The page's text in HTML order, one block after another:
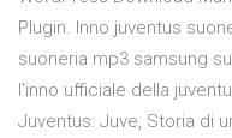
Plugin. Inno juventus
suoneria mp3 samsung
l'inno ufficiale della
Juventus: Juve, Storia di